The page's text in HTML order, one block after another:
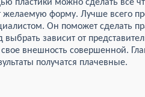
пластики можно сделать все
форму. Лучше всего
Он поможет сделать
зависит от
внешность совершенной.
получатся плачевные.